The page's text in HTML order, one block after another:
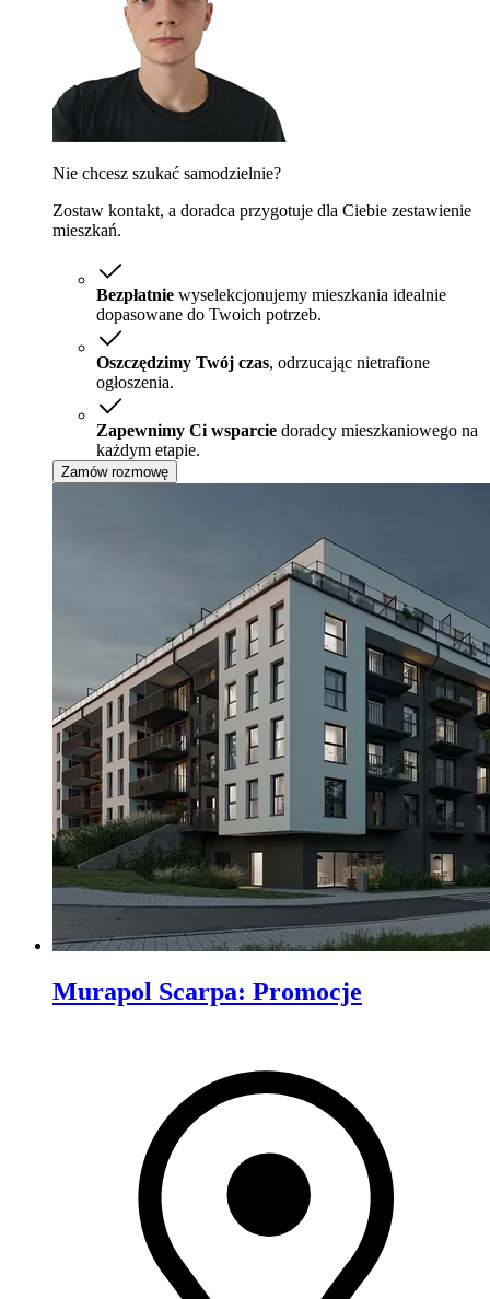
Nie chcesz szukać samodzielnie?
Zostaw kontakt, a doradca przygotuje dla Ciebie zestawienie
mieszkań.
Bezpłatnie wyselekcjonujemy mieszkania idealnie
dopasowane do Twoich potrzeb.
Oszczędzimy Twój czas, odrzucając nietrafione
ogłoszenia.
Zapewnimy Ci wsparcie doradcy mieszkaniowego na
każdym etapie.
Zamów rozmowę
Murapol Scarpa: Promocje